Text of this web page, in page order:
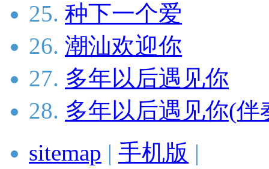
25. 种下一个爱
26. 潮汕欢迎你
27. 多年以后遇见你
28. 多年以后遇见你(伴
sitemap | 手机版 |